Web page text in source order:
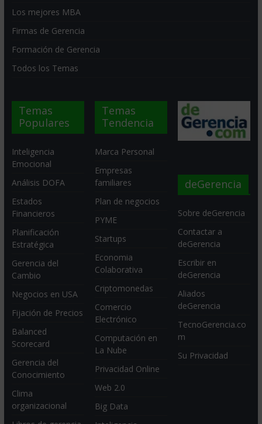
Los mejores MBA
Firmas de Gerencia
Formación de Gerencia
Todos los Temas
Temas
Populares
Inteligencia
Emocional
Análisis DOFA
Estados
Financieros
Planificación
Estratégica
Gerencia del
Cambio
Negocios en USA
Fijación de Precios
Balanced
Scorecard
Gerencia del
Conocimiento
Clima
organizacional
Temas
Tendencia
Marca Personal
Empresas
familiares
Plan de negocios
PYME
Startups
Economia
Colaborativa
Criptomonedas
Comercio
Electrónico
Computación en
La Nube
Privacidad Online
Web 2.0
Big Data
deGerencia
Sobre deGerencia
Contactar a
deGerencia
Escribir en
deGerencia
Aliados
deGerencia
TecnoGerencia.co
m
Su Privacidad